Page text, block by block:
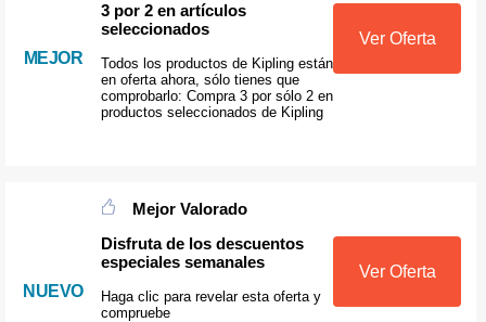
MEJOR
3 por 2 en artículos
seleccionados
Todos los productos de Kipling están
en oferta ahora, sólo tienes que
comprobarlo: Compra 3 por sólo 2 en
productos seleccionados de Kipling
Ver Oferta
NUEVO
Mejor Valorado
Disfruta de los descuentos
especiales semanales
Haga clic para revelar esta oferta y
compruebe
Ver Oferta